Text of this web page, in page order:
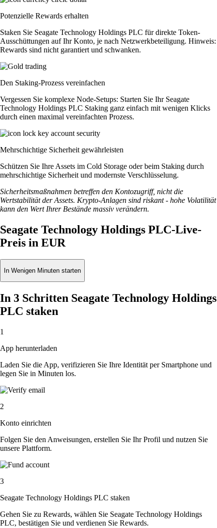
Potenzielle Rewards erhalten
Staken Sie Seagate Technology Holdings PLC für direkte Token-
Ausschüttungen auf Ihr Konto, je nach Netzwerkbeteiligung. Hinweis:
Rewards sind nicht garantiert und schwanken.
Den Staking-Prozess vereinfachen
Vergessen Sie komplexe Node-Setups: Starten Sie Ihr Seagate
Technology Holdings PLC Staking ganz einfach mit wenigen Klicks
durch einen maximal vereinfachten Prozess.
Mehrschichtige Sicherheit gewährleisten
Schützen Sie Ihre Assets im Cold Storage oder beim Staking durch
mehrschichtige Sicherheit und modernste Verschlüsselung.
Sicherheitsmaßnahmen betreffen den Kontozugriff, nicht die
Wertstabilität der Assets. Krypto-Anlagen sind riskant - hohe Volatilität
kann den Wert Ihrer Bestände massiv verändern.
Seagate Technology Holdings PLC-Live-
Preis in EUR
In Wenigen Minuten starten
In 3 Schritten Seagate Technology Holdings
PLC staken
1
App herunterladen
Laden Sie die App, verifizieren Sie Ihre Identität per Smartphone und
legen Sie in Minuten los.
2
Konto einrichten
Folgen Sie den Anweisungen, erstellen Sie Ihr Profil und nutzen Sie
unsere Plattform.
3
Seagate Technology Holdings PLC staken
Gehen Sie zu Rewards, wählen Sie Seagate Technology Holdings
PLC, bestätigen Sie und verdienen Sie Rewards.